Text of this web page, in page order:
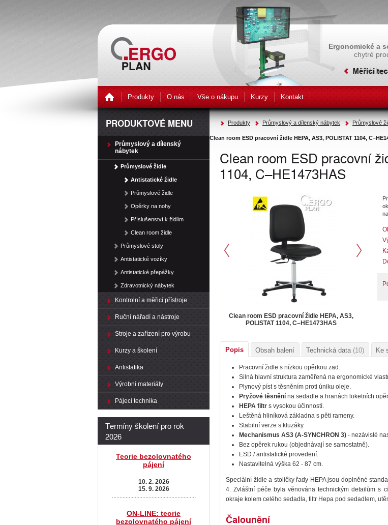
Ergonomické a
chytré
Produkty O nás Vše o nákupu Kurzy Kontakt
Produkty Průmyslový a dílenský nábytek Průmyslové
Clean room ESD pracovní židle HEPA, AS3, POLISTAT 1104,
Clean room ESD pracovní
1104, C–HE1473HAS
Clean room ESD pracovní židle HEPA, AS3,
POLISTAT 1104, C–HE1473HAS
Popis Obsah balení Technická data (10) Ke
Pracovní židle s nízkou opěrkou zad.
Silná hlavní struktura zaměřená na ergonomické
Plynový píst s těsněním proti úniku oleje.
Pryžové těsněnína sedadle a hranách loketních
HEPA filtr s vysokou účinností.
Leštěná hliníková základna s pěti rameny.
Stabilní verze s kluzáky.
Mechanismus AS3 (A-SYNCHRON 3) - nezávislé
Bez opěrek rukou (objednávají se samostatně).
ESD / antistatické provedení.
Nastavitelná výška 62 - 87 cm.
Speciální židle a stoličky řady HEPA jsou doplněné
4. Zvláštní péče byla věnována technickým detailům s
okraje kolem celého sedadla, filtr Hepa pod sedadlem,
Čalounění
PRODUKTOVÉ MENU
Průmyslový a dílenský
nábytek
Průmyslové židle
Antistatické židle
Průmyslové židle
Opěrky na nohy
Příslušenství k židlím
Clean room židle
Průmyslové stoly
Antistatické vozíky
Antistatické přepážky
Zdravotnický nábytek
Kontrolní a měřicí přístroje
Ruční nářadí a nástroje
Stroje a zařízení pro výrobu
Kurzy a školení
Antistatika
Výrobní materiály
Pájecí technika
Termíny školení pro rok
2026
Teorie bezolovnatého
pájení
10. 2. 2026
15. 9. 2026
.......................................................
ON-LINE: teorie
bezolovnatého pájení